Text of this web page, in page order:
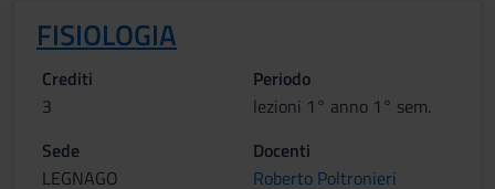
FISIOLOGIA
Crediti
3
Periodo
lezioni 1° anno 1° sem.
Sede
LEGNAGO
Docenti
Roberto Poltronieri